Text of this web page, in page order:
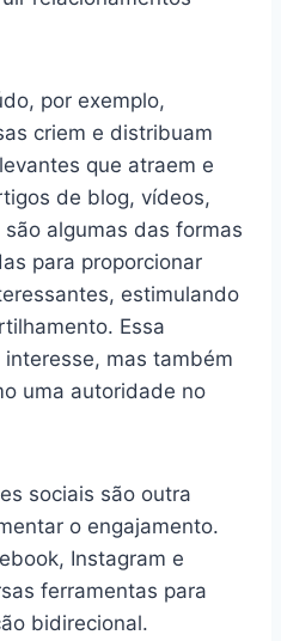
por exemplo,
criem e distribuam
que atraem e
de blog, vídeos,
algumas das formas
para proporcionar
estimulando
Essa
mas também
uma autoridade no
sociais são outra
o engajamento.
Instagram e
ferramentas para
bidirecional.